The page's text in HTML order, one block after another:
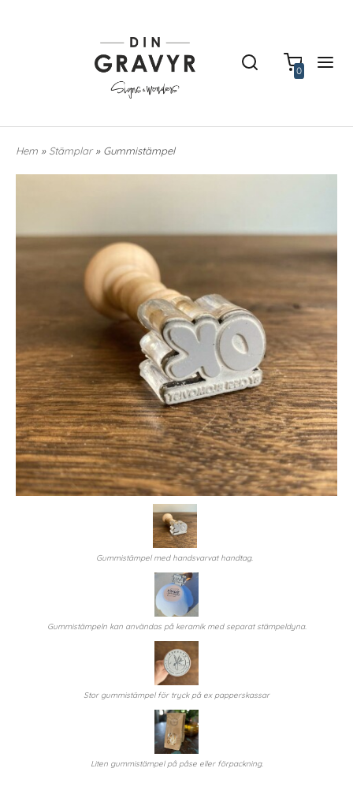
0
Hem » Stämplar» Gummistämpel
Gummistämpel med handsvarvat handtag.
Gummistämpeln kan användas på keramik med separat stämpeldyna.
Stor gummistämpel för tryck på ex papperskassar
Liten gummistämpel på påse eller förpackning.